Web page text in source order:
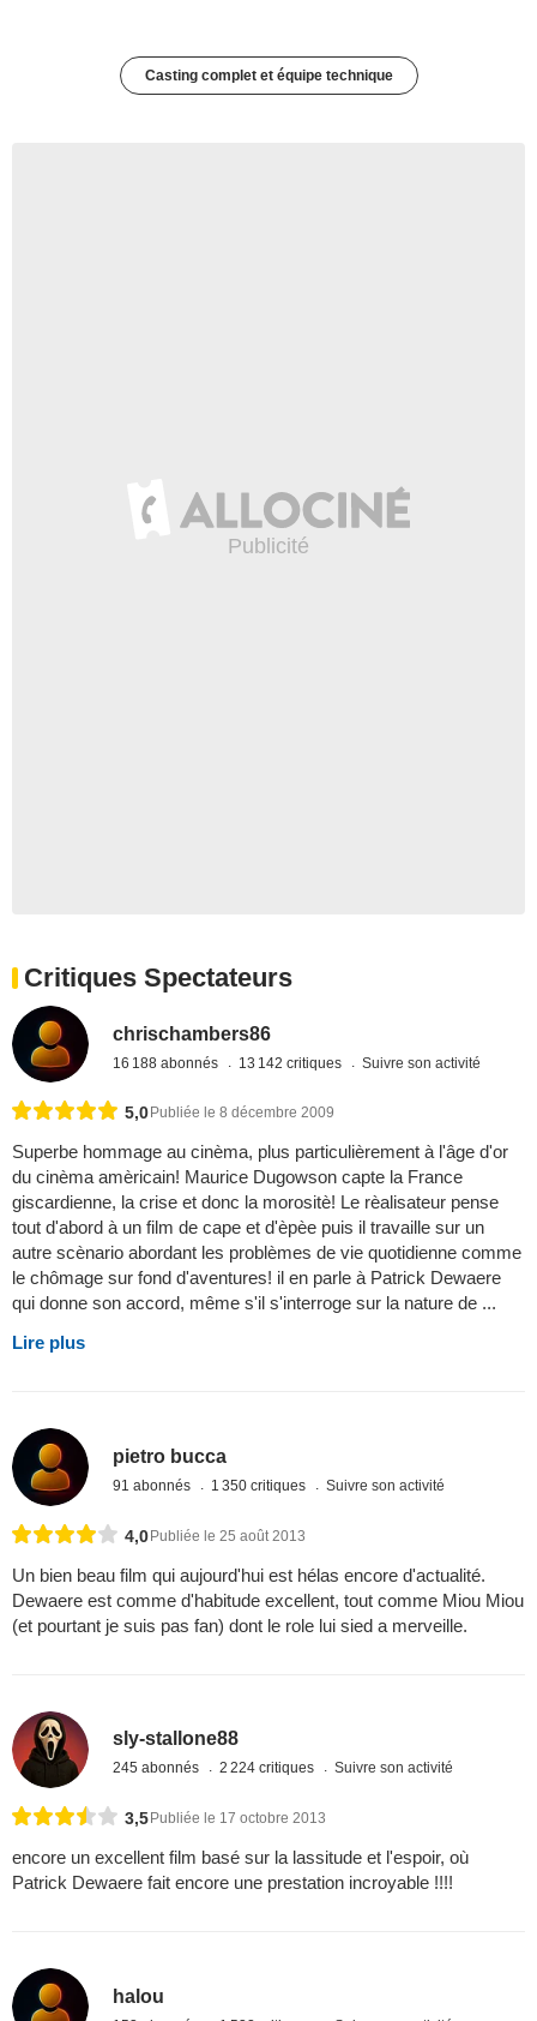
Casting complet et équipe technique
Critiques Spectateurs
chrischambers86
16 188 abonnés 13 142 critiques Suivre son activité
5,0 Publiée le 8 décembre 2009
Superbe hommage au cinèma, plus particulièrement à l'âge d'or
du cinèma amèricain! Maurice Dugowson capte la France
giscardienne, la crise et donc la morositè! Le rèalisateur pense
tout d'abord à un film de cape et d'èpèe puis il travaille sur un
autre scènario abordant les problèmes de vie quotidienne comme
le chômage sur fond d'aventures! il en parle à Patrick Dewaere
qui donne son accord, même s'il s'interroge sur la nature de ...
Lire plus
pietro bucca
91 abonnés 1 350 critiques Suivre son activité
4,0Publiée le 25 août 2013
Un bien beau film qui aujourd'hui est hélas encore d'actualité.
Dewaere est comme d'habitude excellent, tout comme Miou Miou
(et pourtant je suis pas fan) dont le role lui sied a merveille.
sly-stallone88
245 abonnés 2 224 critiques Suivre son activité
3,5 Publiée le 17 octobre 2013
encore un excellent film basé sur la lassitude et l'espoir, où
Patrick Dewaere fait encore une prestation incroyable !!!!
halou